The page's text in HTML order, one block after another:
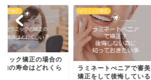
ック矯正
ネートべニアで審美
セラミック矯正
セラミック矯正は効果あ
る？ メリット・デメリ
ットは？